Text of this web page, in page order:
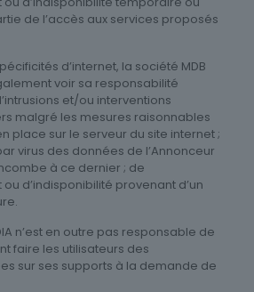
de l’accès aux services proposés
d’internet, la société MDB
voir sa responsabilité
et/ou interventions
malgré les mesures raisonnables
place sur le serveur du site internet ;
virus des données de l’Annonceur
à ce dernier ; de
d’indisponibilité provenant d’un
n’est en outre pas responsable de
faire les utilisateurs des
sur ses supports à la demande de